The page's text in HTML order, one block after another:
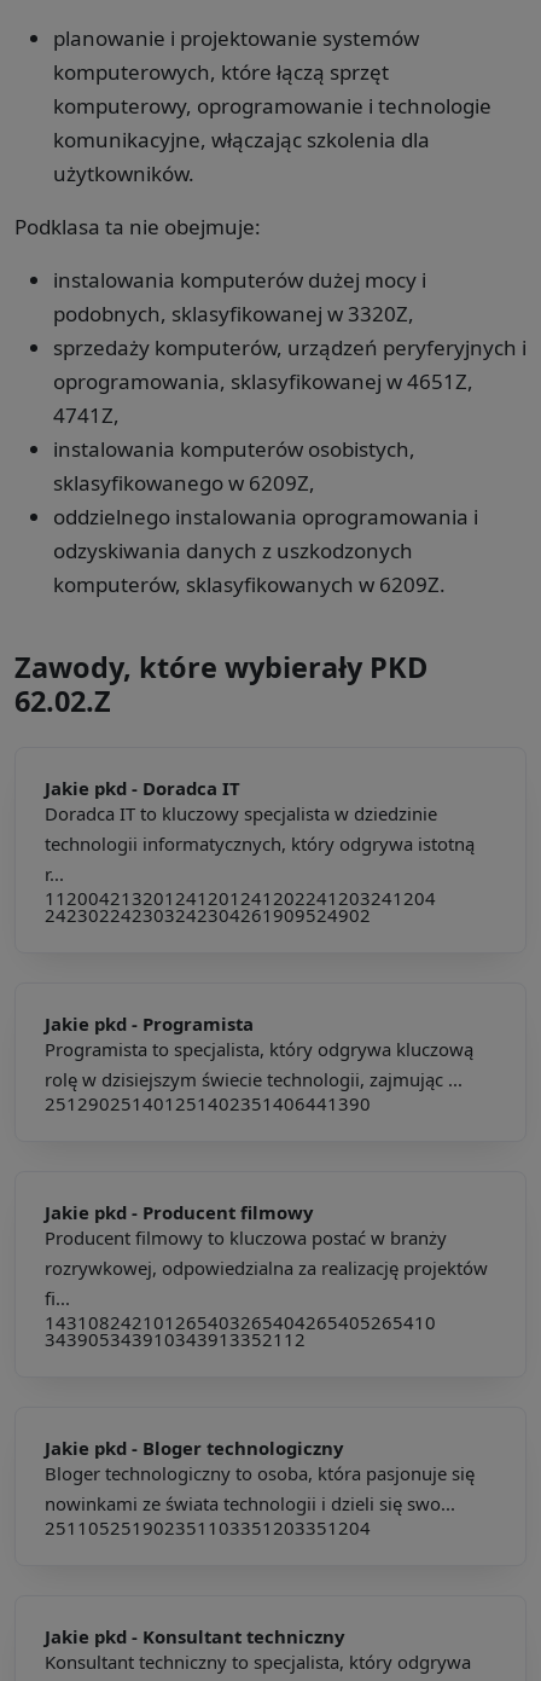
planowanie i projektowanie systemów
komputerowych, które łączą sprzęt
komputerowy, oprogramowanie i technologie
komunikacyjne, włączając szkolenia dla
użytkowników.
Podklasa ta nie obejmuje:
instalowania komputerów dużej mocy i
podobnych, sklasyfikowanej w 3320Z,
sprzedaży komputerów, urządzeń peryferyjnych i
oprogramowania, sklasyfikowanej w 4651Z,
4741Z,
instalowania komputerów osobistych,
sklasyfikowanego w 6209Z,
oddzielnego instalowania oprogramowania i
odzyskiwania danych z uszkodzonych
komputerów, sklasyfikowanych w 6209Z.
Zawody, które wybierały PKD
62.02.Z
Jakie pkd - Doradca IT
Doradca IT to kluczowy specjalista w dziedzinie
technologii informatycznych, który odgrywa istotną
r...
112004213201 241201 241202241203241204
242302242303242304261909524902
Jakie pkd - Programista
Programista to specjalista, który odgrywa kluczową
rolę w dzisiejszym świecie technologii, zajmując ...
251290251401 251402351406441390
Jakie pkd - Producent filmowy
Producent filmowy to kluczowa postać w branży
rozrywkowej, odpowiedzialna za realizację projektów
fi...
143108242101 265403265404265405265410
343905343910343913352112
Jakie pkd - Bloger technologiczny
Bloger technologiczny to osoba, która pasjonuje się
nowinkami ze świata technologii i dzieli się swo...
251105251902351103351203351204
Jakie pkd - Konsultant techniczny
Konsultant techniczny to specjalista, który odgrywa